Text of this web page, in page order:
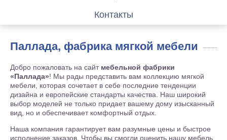
Контакты
Паллада, фабрика мягкой мебели
Добро пожаловать на сайт мебельной фабрики
«Паллада»! Мы рады представить вам коллекцию мягкой
мебели, которая сочетает в себе последние тенденции
дизайна и европейские стандарты качества. Наш широкий
выбор моделей не только придает вашему дому изысканный
вид, но и обеспечивает комфортный отдых.
Наша компания гарантирует вам разумные цены и быстрое
исполнение заказов. Чтобы вы смогли оценить нашу мебель